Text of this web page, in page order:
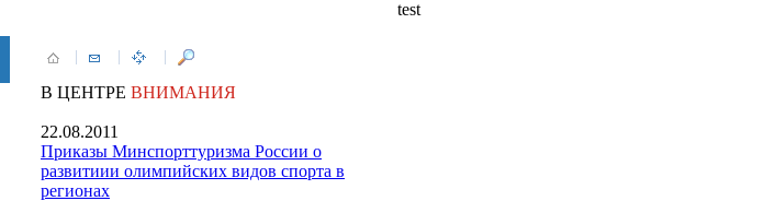
В ЦЕНТРЕ ВНИМАНИЯ
22.08.2011
Приказы Минспорттуризма России о
развитиии олимпийских видов спорта в
регионах
test